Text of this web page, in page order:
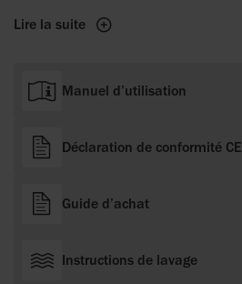
Lire la suite
Manuel d’utilisation
Déclaration de conformité CE
Guide d’achat
Instructions de lavage